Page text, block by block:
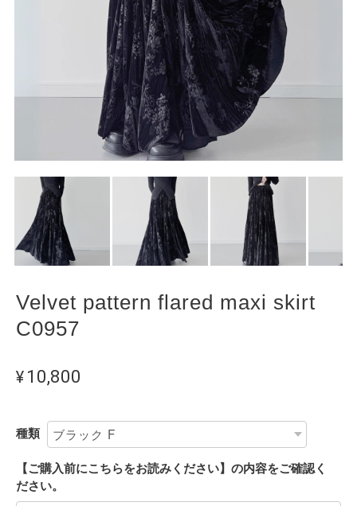
Velvet pattern flared maxi skirt
C0957
¥10,800
種類
【ご購入前にこちらをお読みください】の内容をご確認く
ださい。